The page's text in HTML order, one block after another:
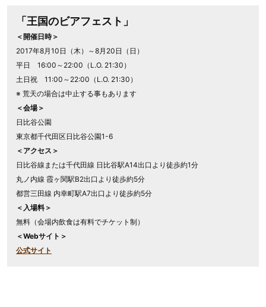
「王国のビアフェスト」
＜開催日時＞
2017年8月10日（木）～8月20日（日）
平日 16:00～22:00（L.O. 21:30）
土日祝 11:00～22:00（L.O. 21:30）
※ 荒天の場合は中止する事もあります
＜会場＞
日比谷公園
東京都千代田区日比谷公園1-6
＜アクセス＞
日比谷線または千代田線 日比谷駅A14出口より徒歩約1分
丸ノ内線 霞ヶ関駅B2出口より徒歩約5分
都営三田線 内幸町駅A7出口より徒歩約5分
＜入場料＞
無料（会場内飲食は有料でチケット制）
＜Webサイト＞
公式サイト